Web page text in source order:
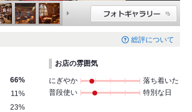
総評について
66%
11%
23%
お店の雰囲気
にぎやか
落ち着いた
普段使い
特別な日